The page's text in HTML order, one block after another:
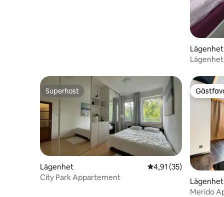
Lägenhet
Superhost
Superhost
Lägenhet 4,91 av 5 i
4,91 (35)
City Park Appartement
Lägenhet
Merido